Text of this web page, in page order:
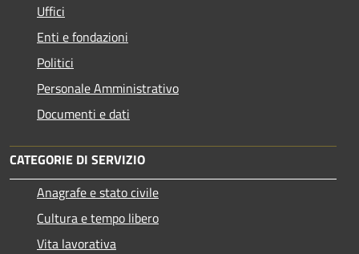
Uffici
Enti e fondazioni
Politici
Personale Amministrativo
Documenti e dati
CATEGORIE DI SERVIZIO
Anagrafe e stato civile
Cultura e tempo libero
Vita lavorativa